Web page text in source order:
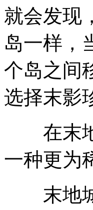
就会发现
岛一样，
个岛之间
选择末影
在末地
一种更为
末地城